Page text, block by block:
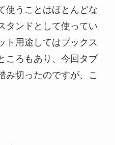
使うことはほとんどな
タンドとして使ってい
ト用途してはブックス
ころもあり、今回タブ
み切ったのですが、こ